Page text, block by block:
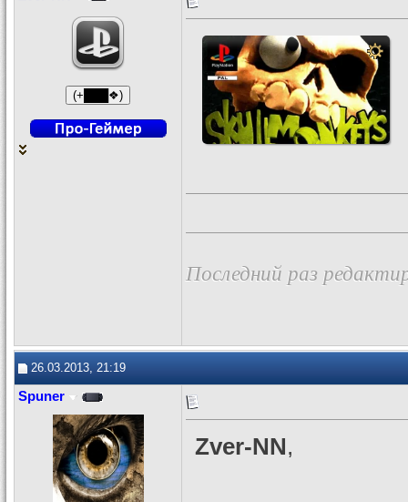
Последний раз
26.03.2013, 21:19
Spuner
Zver-NN,